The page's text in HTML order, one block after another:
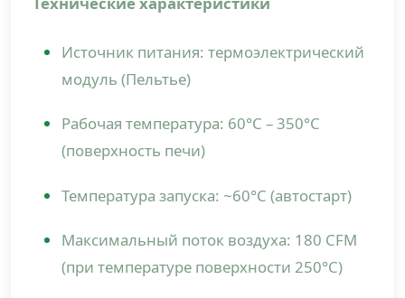
Источник питания: термоэлектрический
модуль (Пельтье)
Рабочая температура: 60°C – 350°C
(поверхность печи)
Температура запуска: ~60°C (автостарт)
Максимальный поток воздуха: 180 CFM
(при температуре поверхности 250°C)